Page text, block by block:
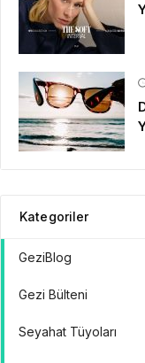
Kategoriler
GeziBlog
Gezi Bülteni
Seyahat Tüyoları